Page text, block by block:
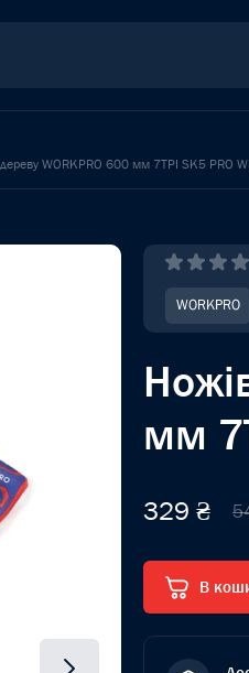
WORKPRO 600 мм 7TPI SK5 PRO
WORKPRO
мм
329 ₴
В